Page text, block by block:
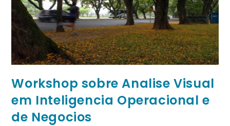
Workshop sobre Analise Visual
em Inteligencia Operacional e
de Negocios